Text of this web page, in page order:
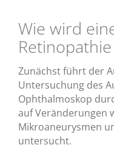
Wie wird
Zunächst führt der
Untersuchung des
Ophthalmoskop
auf Veränderungen
Mikroaneurysmen
untersucht.